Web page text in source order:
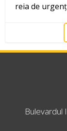
reia de
Bulevardul